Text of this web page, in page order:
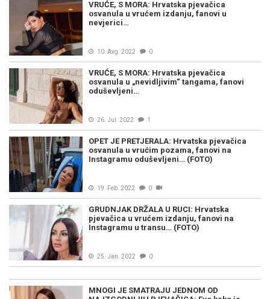
VRUĆE, S MORA: Hrvatska pjevačica
osvanula u vrućem izdanju, fanovi u
nevjerici…
10. Avg. 2022 0
VRUĆE, S MORA: Hrvatska pjevačica
osvanula u „nevidljivim“ tangama, fanovi
oduševljeni…
26. Jul. 2022 1
OPET JE PRETJERALA: Hrvatska pjevačica
osvanula u vrućim pozama, fanovi na
Instagramu oduševljeni… (FOTO)
19. Feb. 2022 0
GRUDNJAK DRŽALA U RUCI: Hrvatska
pjevačica u vrućem izdanju, fanovi na
Instagramu u transu… (FOTO)
25. Jan. 2022 0
MNOGI JE SMATRAJU JEDNOM OD